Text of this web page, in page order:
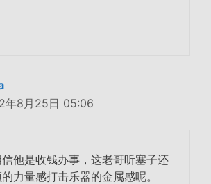
年8月25日 05:06
他是收钱办事，这老哥听塞子还
力量感打击乐器的金属感呢。